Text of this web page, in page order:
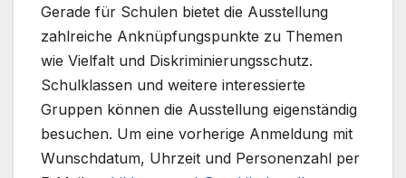
Gerade für Schulen bietet die Ausstellung
zahlreiche Anknüpfungspunkte zu Themen
wie Vielfalt und Diskriminierungsschutz.
Schulklassen und weitere interessierte
Gruppen können die Ausstellung eigenständig
besuchen. Um eine vorherige Anmeldung mit
Wunschdatum, Uhrzeit und Personenzahl per